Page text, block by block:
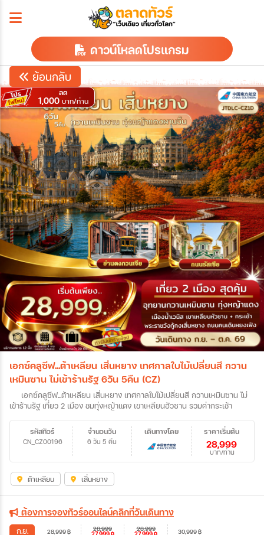
ดาวน์โหลดโปรแกรม
ย้อนกลับ
ลด
1,000 บาท/ท่าน
เอกซ์คลูซีฟ...ต้าเหลียน เสิ่นหยาง เทศกาลใบไม้เปลี่ยนสี กวาน
เหมินซาน ไม่เข้าร้านรัฐ 6วัน 5คืน (CZ)
เอกซ์คลูซีฟ...ต้าเหลียน เสิ่นหยาง เทศกาลใบไม้เปลี่ยนสี กวานเหมินซาน ไม่
เข้าร้านรัฐ เที่ยว 2 เมือง ชมทุ่งหญ้าแดง เขาเหลียนฮัวซาน รวมค่ากระเช้า
รหัสทัวร์
CN_CZ00196
จำนวนวัน
6 วัน 5 คืน
ราคาเริ่มต้น
28,999
บาท/ท่าน
เดินทางโดย
ต้าเหลียน เสิ่นหยาง
ต้องการจองทัวร์ออนไลน์คลิกที่วันเดินทาง
ก.ย.
28,999฿ 28,999 28,999 30,999฿